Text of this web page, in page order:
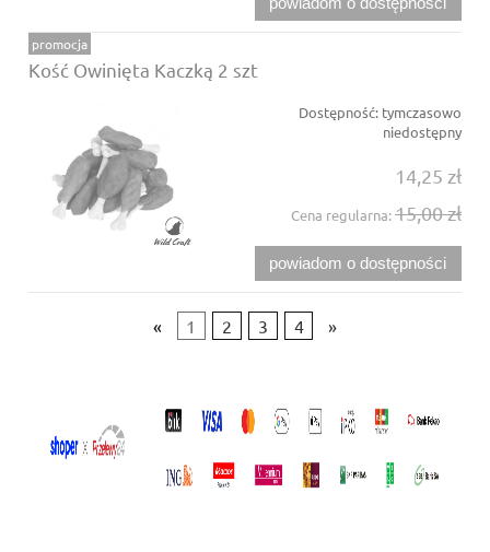
Kość Owinięta Kaczką 2 szt
Dostępność: tymczasowo
niedostępny
14,25 zł
Cena regularna:15,00 zł
powiadom o dostępności
promocja
« 1 2 3 4 »